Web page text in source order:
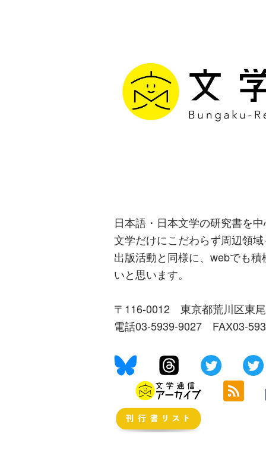
日本語・日本文学の研究書を
文学だけにこだわらず周辺領
出版活動と同様に、webでも
いと思います。
〒116-0012 東京都荒川区東
電話03-5939-9027 FAX03-